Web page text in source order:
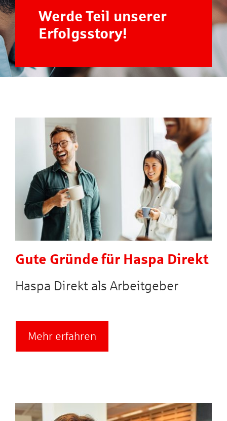
Werde Teil unserer
Erfolgsstory!
Gute Gründe für Haspa Direkt
Haspa Direkt als Arbeitgeber
Mehr erfahren